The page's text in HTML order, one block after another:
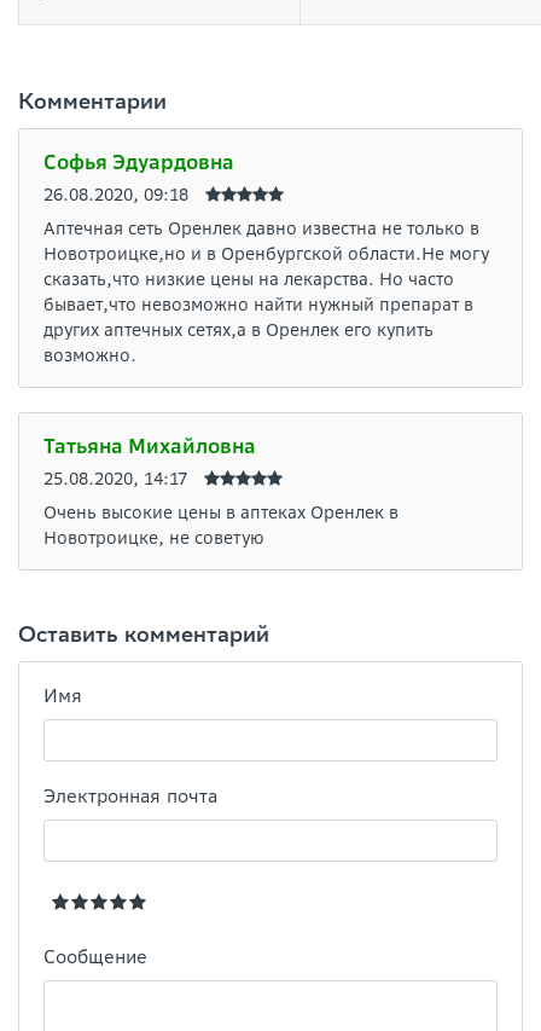
Комментарии
Софья Эдуардовна
26.08.2020, 09:18
Аптечная сеть Оренлек давно известна не только в
Новотроицке,но и в Оренбургской области.Не могу
сказать,что низкие цены на лекарства. Но часто
бывает,что невозможно найти нужный препарат в
других аптечных сетях,а в Оренлек его купить
возможно.
Татьяна Михайловна
25.08.2020, 14:17
Очень высокие цены в аптеках Оренлек в
Новотроицке, не советую
Оставить комментарий
Имя
Электронная почта
Сообщение